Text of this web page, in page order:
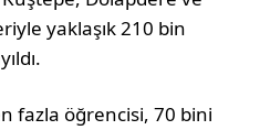
yaklaşık 210 bin
fazla öğrencisi, 70 bini